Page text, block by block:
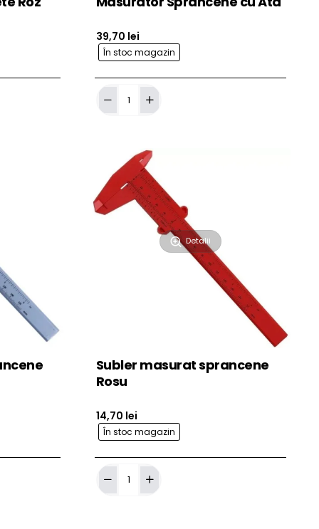
În stoc magazin
39,70 lei
Masurator
Sprancene
Detalii
Subler masurat sprancene
Rosu
În stoc magazin
14,70 lei
Subler
masurat